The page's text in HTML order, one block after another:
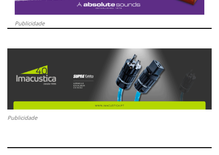
Publicidade
Publicidade